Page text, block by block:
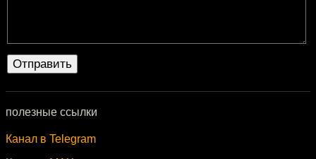
полезные ссылки
Канал в Telegram